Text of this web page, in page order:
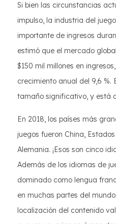
Si bien las circunstancias
impulso, la industria del
importante de ingresos
estimó que el mercado
$150 mil millones en
crecimiento anual del 9,6 %.
tamaño significativo, y está
En 2018, los países más
juegos fueron China,
Alemania. ¡Esos son cinco
Además de los idiomas de
dominado como lengua
en muchas partes del
localización del contenido